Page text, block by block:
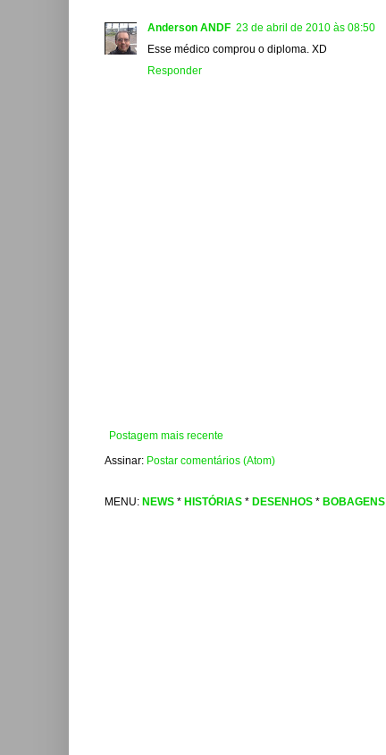
Anderson ANDF 23 de abril de 2010 às 08:50
Esse médico comprou o diploma. XD
Responder
Postagem mais recente
Assinar: Postar comentários (Atom)
MENU: NEWS * HISTÓRIAS * DESENHOS * BOBAGENS